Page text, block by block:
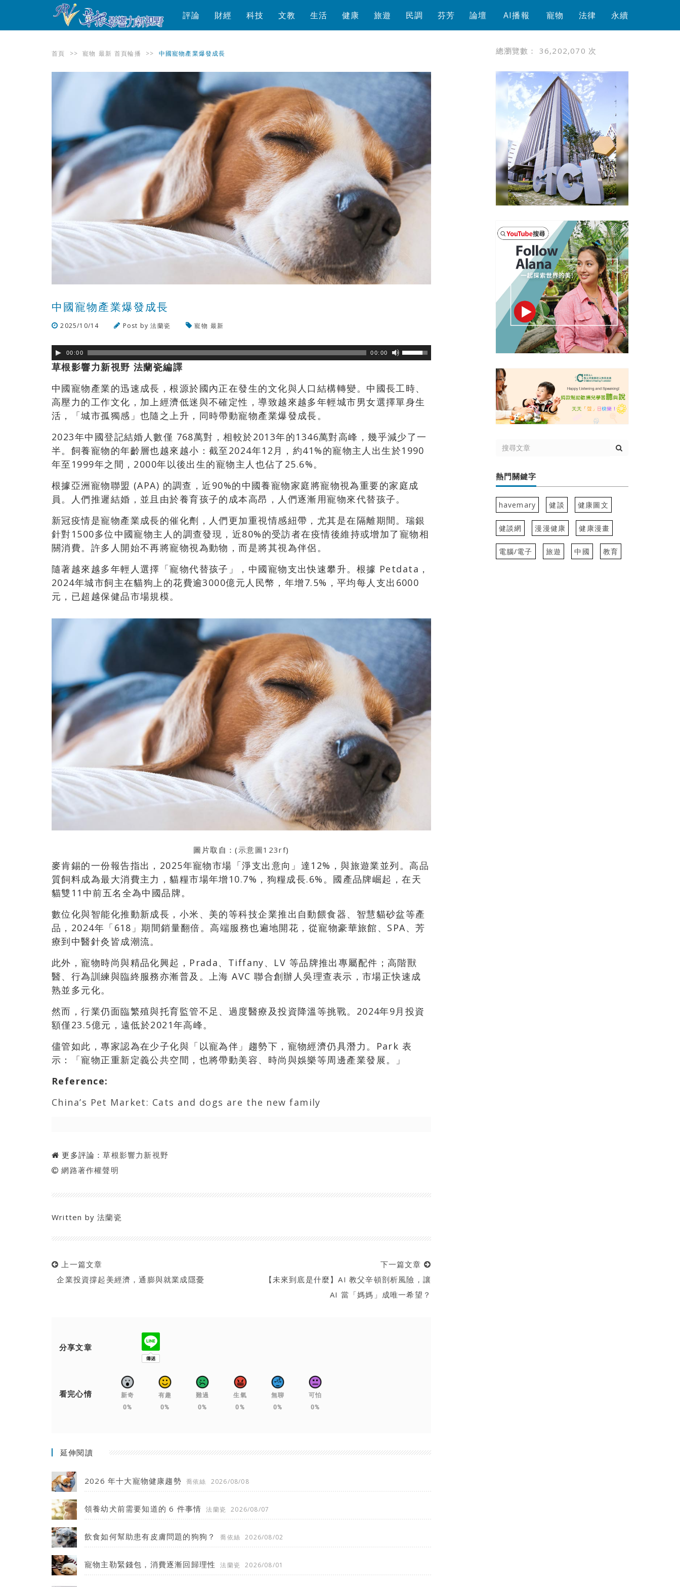
評論 財經 科技 文教 生活 健康 旅遊 民調 芬芳 論壇 AI播報 寵物 法律 永續
首頁 >> 寵物 最新 首頁輪播 >> 中國寵物產業爆發成長
中國寵物產業爆發成長
2025/10/14 Post by法蘭瓷 寵物 最新
00:00 00:00
草根影響力新視野 法蘭瓷編譯
中國寵物產業的迅速成長，根源於國內正在發生的文化與人口結構轉變。中國長工時、
高壓力的工作文化，加上經濟低迷與不確定性，導致越來越多年輕城市男女選擇單身生
活，「城市孤獨感」也隨之上升，同時帶動寵物產業爆發成長。
2023年中國登記結婚人數僅 768萬對，相較於2013年的1346萬對高峰，幾乎減少了一
半。飼養寵物的年齡層也越來越小：截至2024年12月，約41%的寵物主人出生於1990
年至1999年之間，2000年以後出生的寵物主人也佔了25.6%。
根據亞洲寵物聯盟 (APA) 的調查，近90%的中國養寵物家庭將寵物視為重要的家庭成
員。人們推遲結婚，並且由於養育孩子的成本高昂，人們逐漸用寵物來代替孩子。
新冠疫情是寵物產業成長的催化劑，人們更加重視情感紐帶，尤其是在隔離期間。瑞銀
針對1500多位中國寵物主人的調查發現，近80%的受訪者在疫情後維持或增加了寵物相
關消費。許多人開始不再將寵物視為動物，而是將其視為伴侶。
隨著越來越多年輕人選擇「寵物代替孩子」，中國寵物支出快速攀升。根據 Petdata，
2024年城市飼主在貓狗上的花費逾3000億元人民幣，年增7.5%，平均每人支出6000
元，已超越保健品市場規模。
圖片取自：(示意圖123rf)
麥肯錫的一份報告指出，2025年寵物市場「淨支出意向」達12%，與旅遊業並列。高品
質飼料成為最大消費主力，貓糧市場年增10.7%，狗糧成長.6%。國產品牌崛起，在天
貓雙11中前五名全為中國品牌。
數位化與智能化推動新成長，小米、美的等科技企業推出自動餵食器、智慧貓砂盆等產
品，2024年「618」期間銷量翻倍。高端服務也遍地開花，從寵物豪華旅館、SPA、芳
療到中醫針灸皆成潮流。
此外，寵物時尚與精品化興起，Prada、Tiffany、LV 等品牌推出專屬配件；高階獸
醫、行為訓練與臨終服務亦漸普及。上海 AVC 聯合創辦人吳理查表示，市場正快速成
熟並多元化。
然而，行業仍面臨繁殖與托育監管不足、過度醫療及投資降溫等挑戰。2024年9月投資
額僅23.5億元，遠低於2021年高峰。
儘管如此，專家認為在少子化與「以寵為伴」趨勢下，寵物經濟仍具潛力。Park 表
示：「寵物正重新定義公共空間，也將帶動美容、時尚與娛樂等周邊產業發展。」
Reference:
China’s Pet Market: Cats and dogs are the new family
更多評論：草根影響力新視野
網路著作權聲明
Written by法蘭瓷
上一篇文章
企業投資撐起美經濟，通膨與就業成隱憂
下一篇文章
【未來到底是什麼】AI 教父辛頓剖析風險，讓
AI 當「媽媽」成唯一希望？
分享文章
看完心情
新奇
0%
有趣
0%
難過
0%
生氣
0%
無聊
0%
可怕
0%
延伸閱讀
2026 年十大寵物健康趨勢 喬依絲 2026/08/08
領養幼犬前需要知道的 6 件事情 法蘭瓷 2026/08/07
飲食如何幫助患有皮膚問題的狗狗？ 喬依絲 2026/08/02
寵物主勒緊錢包，消費逐漸回歸理性 法蘭瓷 2026/08/01
總瀏覽數： 36,202,070 次
熱門關鍵字
havemary 健談 健康圖文
健談網 漫漫健康 健康漫畫
電腦/電子 旅遊 中國 教育